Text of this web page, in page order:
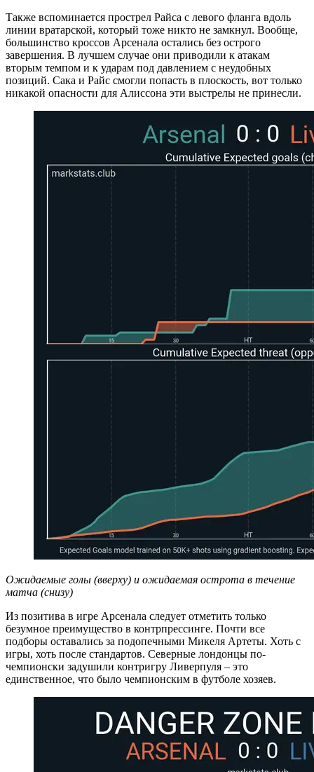
Также вспоминается прострел Райса с левого фланга вдоль
линии вратарской, который тоже никто не замкнул. Вообще,
большинство кроссов Арсенала остались без острого
завершения. В лучшем случае они приводили к атакам
вторым темпом и к ударам под давлением с неудобных
позиций. Сака и Райс смогли попасть в плоскость, вот только
никакой опасности для Алиссона эти выстрелы не принесли.
Ожидаемые голы (вверху) и ожидаемая острота в течение
матча (снизу)
Из позитива в игре Арсенала следует отметить только
безумное преимущество в контрпрессинге. Почти все
подборы оставались за подопечными Микеля Артеты. Хоть с
игры, хоть после стандартов. Северные лондонцы по-
чемпионски задушили контригру Ливерпуля – это
единственное, что было чемпионским в футболе хозяев.